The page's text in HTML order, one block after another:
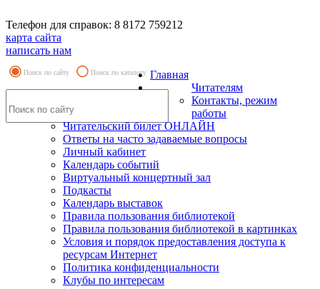
Телефон для справок: 8 8172 759212
карта сайта
написать нам
Поиск по сайту Поиск по каталогу Главная
Читателям
Контакты, режим
работы
Читательский билет ОНЛАЙН
Ответы на часто задаваемые вопросы
Личный кабинет
Календарь событий
Виртуальный концертный зал
Подкасты
Календарь выставок
Правила пользования библиотекой
Правила пользования библиотекой в картинках
Условия и порядок предоставления доступа к
ресурсам Интернет
Политика конфиденциальности
Клубы по интересам